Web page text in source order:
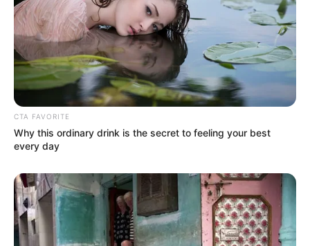
підозри отримали екскерівники Мукачівського
ТЦК
У Ясінянській громаді відкрили черговий простір
психологічної підтримки (фото)
Катування, кайданки та незаконне утримання
людей: працівника Ужгородського ТЦК
судитимуть, дії ще двох його колег розслідує ДБР
Категорії
CTA FAVORITE
Why this ordinary drink is the secret to feeling your best
every day